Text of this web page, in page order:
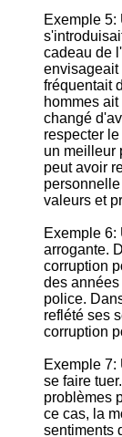
Exemple 5:
cadeau de
envisageait
fréquentait
hommes
changé
respecter
un meilleur
peut avoir
valeurs et
Exemple 6:
arrogante.
corruption
des
police.
reflété ses
corruption
Exemple 7:
se faire
problèmes
ce cas, la
sentiments